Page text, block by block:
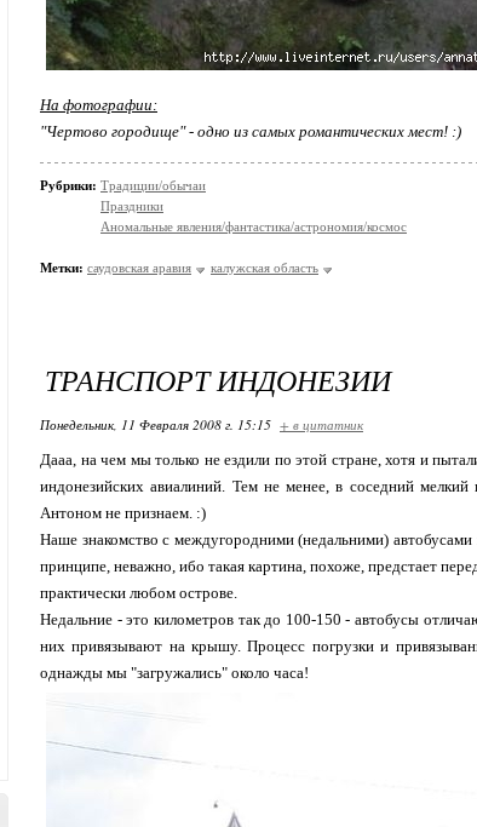
На фотографии:
"Чертово городище" - одно из самых романтических мест! :)
Рубрики: Традиции/обычаи
Праздники
Аномальные явления/фантастика/астрономия/космос
Метки: саудовская аравия калужская область
ТРАНСПОРТ ИНДОНЕЗИИ
Понедельник, 11 Февраля 2008 г. 15:15 + в цитатник
Дааа, на чем мы только не ездили по этой стране, хотя и
индонезийских авиалиний. Тем не менее, в соседний
Антоном не признаем. :)
Наше знакомство с междугородними (недальними)
принципе, неважно, ибо такая картина, похоже, предстает
практически любом острове.
Недальние - это километров так до 100-150 - автобусы
них привязывают на крышу. Процесс погрузки и
однажды мы "загружались" около часа!